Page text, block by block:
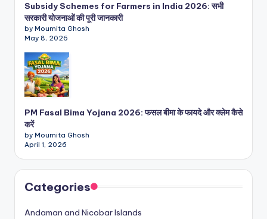
Subsidy Schemes for Farmers in India 2026: सभी
सरकारी योजनाओं की पूरी जानकारी
by Moumita Ghosh
May 8, 2026
PM Fasal Bima Yojana 2026: फसल बीमा के फायदे और क्लेम कैसे
करें
by Moumita Ghosh
April 1, 2026
Categories
Andaman and Nicobar Islands